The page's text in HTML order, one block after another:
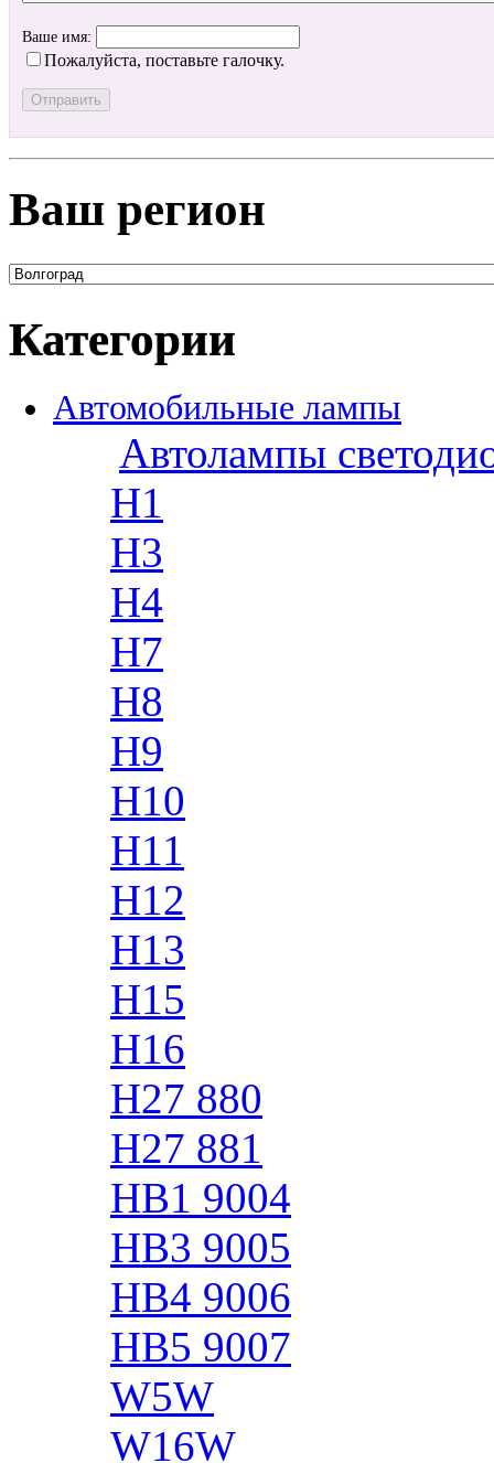
Ваше имя:
Пожалуйста, поставьте галочку.
Ваш регион
Категории
Автомобильные лампы
Автолампы
H1
H3
H4
H7
H8
H9
H10
H11
H12
H13
H15
H16
H27 880
H27 881
HB1 9004
HB3 9005
HB4 9006
HB5 9007
W5W
W16W